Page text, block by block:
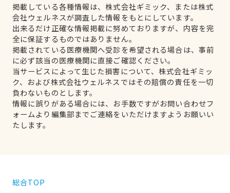
掲載している各種情報は、株式会社ギミック、または株式
会社ウェルネスが調査した情報をもとにしています。
出来るだけ正確な情報掲載に努めておりますが、内容を完
全に保証するものではありません。
掲載されている医療機関へ受診を希望される場合は、事前
に必ず該当の医療機関に直接ご確認ください。
当サービスによって生じた損害について、株式会社ギミッ
ク、および株式会社ウェルネスではその賠償の責任を一切
負わないものとします。
情報に誤りがある場合には、お手数ですがお問い合わせフ
ォームより編集部までご連絡をいただけますようお願いい
たします。
総合TOP